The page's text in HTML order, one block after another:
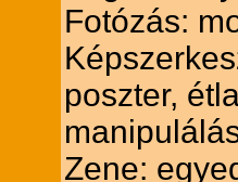
Fotózás:
poszter,
Zene: